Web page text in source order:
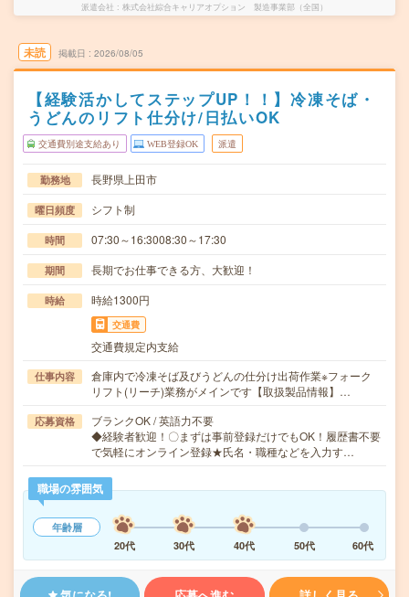
派遣会社 株式会社綜合キャリアオプション 製造事業部（全国）
未読 掲載日 2026/08/05
【経験活かしてステップUP！！】冷凍そば・
うどんのリフト仕分け/日払いOK
交通費別途支給あり WEB登録OK 派遣
勤務地 長野県上田市
曜日頻度 シフト制
時間 07:30～16:3008:30～17:30
期間 長期でお仕事できる方、大歓迎！
時給 時給1300円
交通費
交通費規定内支給
仕事内容
倉庫内で冷凍そば及びうどんの仕分け出荷作業※フォーク
リフト(リーチ)業務がメインです【取扱製品情報】…
応募資格
ブランクOK / 英語力不要
◆経験者歓迎！〇まずは事前登録だけでもOK！履歴書不要
で気軽にオンライン登録★氏名・職種などを入力す…
職場の雰囲気
年齢層
20代
30代 40代 50代 60代